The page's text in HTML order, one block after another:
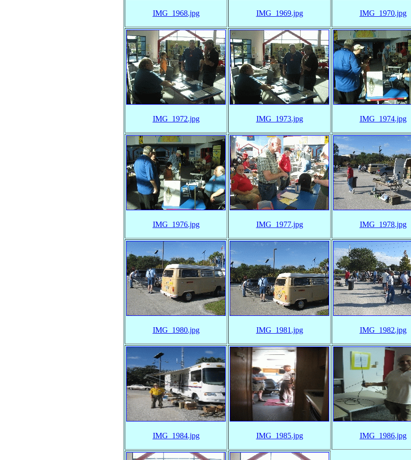
IMG_1968.jpg IMG_1969.jpg IMG_1970.jpg
IMG_1972.jpg IMG_1973.jpg IMG_1974.jpg
IMG_1976.jpg IMG_1977.jpg IMG_1978.jpg
IMG_1980.jpg IMG_1981.jpg IMG_1982.jpg
IMG_1984.jpg IMG_1985.jpg IMG_1986.jpg